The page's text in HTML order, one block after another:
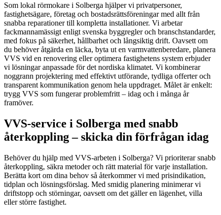
Som lokal rörmokare i Solberga hjälper vi privatpersoner,
fastighetsägare, företag och bostadsrättsföreningar med allt från
snabba reparationer till kompletta installationer. Vi arbetar
fackmannamässigt enligt svenska byggregler och branschstandarder,
med fokus på säkerhet, hållbarhet och långsiktig drift. Oavsett om
du behöver åtgärda en läcka, byta ut en varmvattenberedare, planera
VVS vid en renovering eller optimera fastighetens system erbjuder
vi lösningar anpassade för det nordiska klimatet. Vi kombinerar
noggrann projektering med effektivt utförande, tydliga offerter och
transparent kommunikation genom hela uppdraget. Målet är enkelt:
trygg VVS som fungerar problemfritt – idag och i många år
framöver.
VVS-service i Solberga med snabb
återkoppling – skicka din förfrågan idag
Behöver du hjälp med VVS-arbeten i Solberga? Vi prioriterar snabb
återkoppling, säkra metoder och rätt material för varje installation.
Berätta kort om dina behov så återkommer vi med prisindikation,
tidplan och lösningsförslag. Med smidig planering minimerar vi
driftstopp och störningar, oavsett om det gäller en lägenhet, villa
eller större fastighet.